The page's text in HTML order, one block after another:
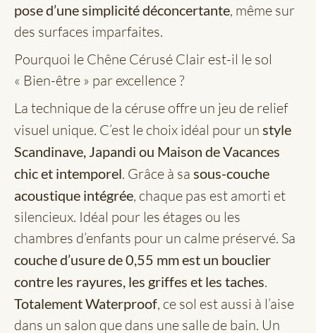
pose d’une simplicité déconcertante, même sur
des surfaces imparfaites.
Pourquoi le Chêne Cérusé Clair est-il le sol
« Bien-être » par excellence ?
La technique de la céruse offre un jeu de relief
visuel unique. C’est le choix idéal pour un style
Scandinave, Japandi ou Maison de Vacances
chic et intemporel. Grâce à sa sous-couche
acoustique intégrée, chaque pas est amorti et
silencieux. Idéal pour les étages ou les
chambres d’enfants pour un calme préservé. Sa
couche d’usure de 0,55 mm est un bouclier
contre les rayures, les griffes et les taches.
Totalement Waterproof, ce sol est aussi à l’aise
dans un salon que dans une salle de bain. Un